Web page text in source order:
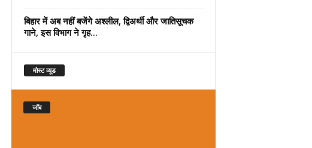
बिहार में अब नहीं बजेंगे अश्लील, द्विअर्थी और जातिसूचक
गाने, इस विभाग ने गृह...
मोस्ट व्यूड
जॉब